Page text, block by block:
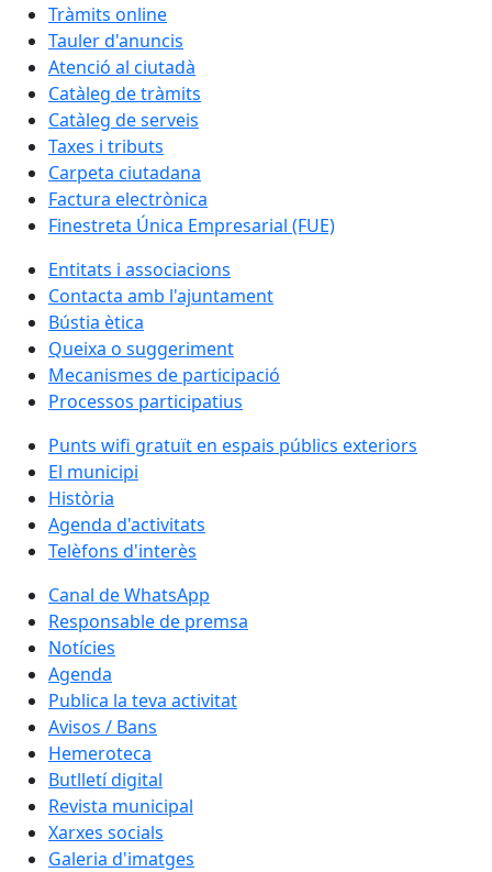
Tràmits online
Tauler d'anuncis
Atenció al ciutadà
Catàleg de tràmits
Catàleg de serveis
Taxes i tributs
Carpeta ciutadana
Factura electrònica
Finestreta Única Empresarial (FUE)
Entitats i associacions
Contacta amb l'ajuntament
Bústia ètica
Queixa o suggeriment
Mecanismes de participació
Processos participatius
Punts wifi gratuït en espais públics exteriors
El municipi
Història
Agenda d'activitats
Telèfons d'interès
Canal de WhatsApp
Responsable de premsa
Notícies
Agenda
Publica la teva activitat
Avisos / Bans
Hemeroteca
Butlletí digital
Revista municipal
Xarxes socials
Galeria d'imatges